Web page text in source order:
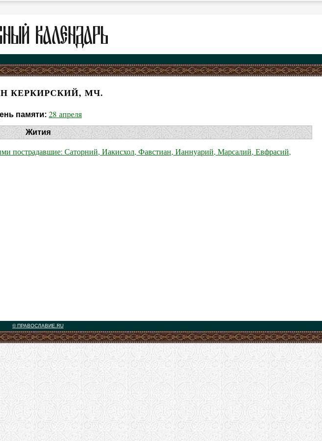
КЕРКИРСКИЙ, МЧ.
памяти: 28 апреля
Жития
пострадавшие: Саторний, Иакисхол, Фавстиан, Ианнуарий, Марсалий, Евфрасий,
© ПРАВОСЛАВИЕ.RU